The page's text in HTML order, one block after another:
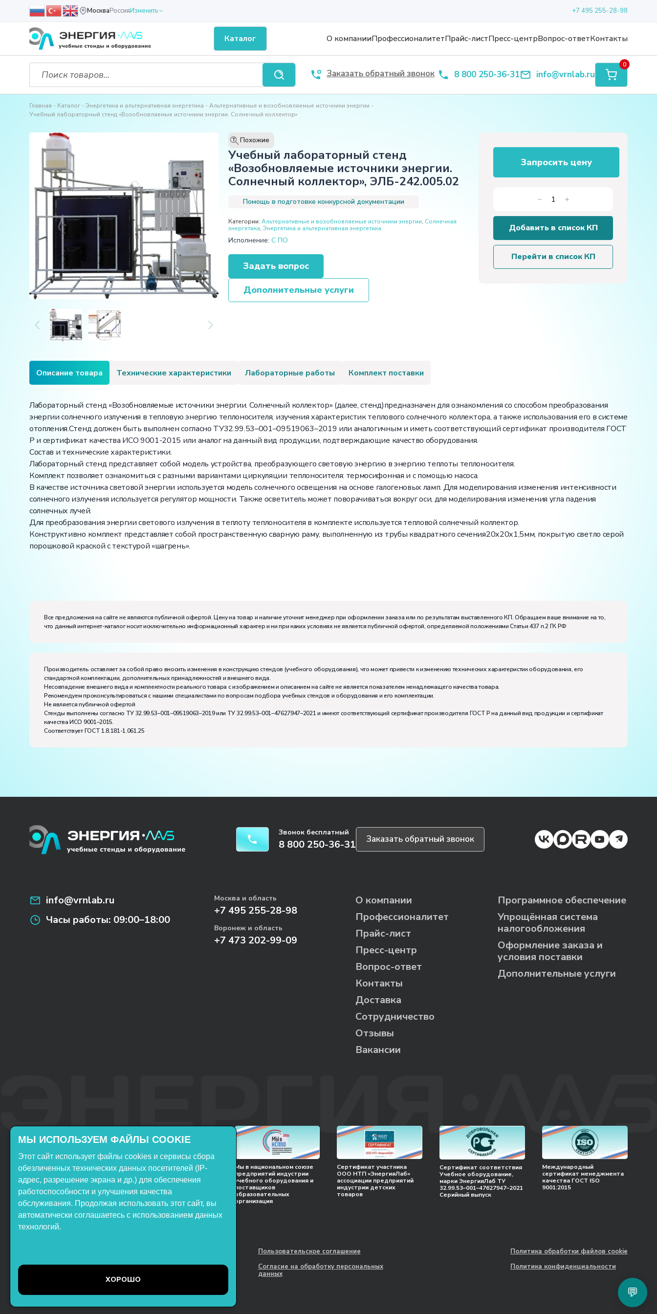
МоскваРоссияИзменить +7 495 255-28-98
Каталог О компанииПрофессионалитетПрайс-листПресс-центрВопрос-ответКонтакты
Заказать обратный звонок 8 800 250-36-31 info@vrnlab.ru
0
Главная Каталог Энергетика и альтернативная энергетика
Альтернативные и возобновляемые источники энергии
Учебный лабораторный стенд «Возобновляемые источники энергии. Солнечный коллектор»
T Похожие
Учебный лабораторный стенд
«Возобновляемые источники энергии.
Солнечный коллектор», ЭЛБ-242.005.02
Помощь в подготовке конкурсной документации
Категории: Альтернативные и возобновляемые источники энергии, Солнечная
энергетика, Энергетика и альтернативная энергетика
Исполнение: С ПО
Задать вопрос
Дополнительные услуги
Запросить цену
Количество
товара
Учебный
стенд
«Возобновляемые
Добавить в список КП
Перейти в список КП
Описание товара Технические характеристики Лабораторные работы Комплект поставки
Лабораторный стенд «Возобновляемые источники энергии. Солнечный коллектор» (далее, стенд)предназначен для ознакомления со способом преобразования
энергии солнечного излучения в тепловую энергию теплоносителя, изучения характеристик теплового солнечного коллектора, а также использования его в системе
отопления.Стенд должен быть выполнен согласно ТУ32.99.53–001–09519063–2019 или аналогичным и иметь соответствующий сертификат производителя ГОСТ
Р и сертификат качества ИСО 9001-2015 или аналог на данный вид продукции, подтверждающие качество оборудования.
Состав и технические характеристики.
Лабораторный стенд представляет собой модель устройства, преобразующего световую энергию в энергию теплоты теплоносителя.
Комплект позволяет ознакомиться с разными вариантами циркуляции теплоносителя: термосифонная и с помощью насоса.
В качестве источника световой энергии используется модель солнечного освещения на основе галогеновых ламп. Для моделирования изменения интенсивности
солнечного излучения используется регулятор мощности. Также осветитель может поворачиваться вокруг оси, для моделирования изменения угла падения
солнечных лучей.
Для преобразования энергии светового излучения в теплоту теплоносителя в комплекте используется тепловой солнечный коллектор.
Конструктивно комплект представляет собой пространственную сварную раму, выполненную из трубы квадратного сечения20х20х1,5мм, покрытую светло серой
порошковой краской с текстурой «шагрень».
Потребляемая мощность, В·А:
500
Электропитание:
Диапазон рабочих температур, ˚С:
Влажность, %:до 80
Количество человек, которое одновременно и активно может работать на комплекте:2
Все предложения на сайте не являются публичной офертой. Цену на товар и наличие уточнит менеджер при оформлении заказа или по результатам выставленного КП. Обращаем ваше внимание на то,
что данный интернет-каталог носит исключительно информационный характер и ни при каких условиях не является публичной офертой, определяемой положениями Статьи 437 п.2 ГК РФ
Производитель оставляет за собой право вносить изменения в конструкцию стендов (учебного оборудования), что может привести к изменению технических характеристик оборудования, его
стандартной комплектации, дополнительных принадлежностей и внешнего вида.
Несовпадение внешнего вида и комплектности реального товара с изображением и описанием на сайте не является показателем ненадлежащего качества товара.
Рекомендуем проконсультироваться с нашими специалистами по вопросам подбора учебных стендов и оборудования и его комплектации.
Не является публичной офертой
Стенды выполнены согласно ТУ 32.99.53–001–09519063–2019 или ТУ 32.99.53–001–47627947–2021 и имеют соответствующий сертификат производителя ГОСТ Р на данный вид продукции и сертификат
качества ИСО 9001–2015.
Соответствует ГОСТ 1.8.181-1.061.25
Звонок бесплатный
8 800 250-36-31 Заказать обратный звонок
info@vrnlab.ru
Часы работы: 09:00–18:00
Москва и область
+7 495 255-28-98
Воронеж и область
+7 473 202-99-09
О компании
Профессионалитет
Прайс-лист
Пресс-центр
Вопрос-ответ
Контакты
Доставка
Сотрудничество
Отзывы
Вакансии
Программное обеспечение
Упрощённая система
налогообложения
Оформление заказа и
условия поставки
Дополнительные услуги
Включён в реестр
Продукция НТП
«ЭнергияЛаб» включена в
реестр Минпромторга РФ
Мы в национальном союзе
предприятий индустрии
учебного оборудования и
поставщиков
образовательных
организация
Сертификат участника
ООО НТП «ЭнергияЛаб»
ассоциации предприятий
индустрии детских
товаров
Сертификат соответствия
Учебное оборудование,
марки ЭнергияЛаб ТУ
32.99.53–001–47627947–2021
Серийный выпуск
Международный
сертификат менеджмента
качества ГОСТ ISO
9001:2015
информация не является
Пользовательское соглашение
Согласие на обработку персональных
данных
Политика обработки файлов cookie
Политика конфиденциальности
МЫ ИСПОЛЬЗУЕМ ФАЙЛЫ COOKIE
Этот сайт использует файлы cookies и сервисы сбора
обезличенных технических данных посетителей (IP-
адрес, разрешение экрана и др.) для обеспечения
работоспособности и улучшения качества
обслуживания. Продолжая использовать этот сайт, вы
автоматически соглашаетесь с использованием данных
технологий.
ХОРОШО
💬